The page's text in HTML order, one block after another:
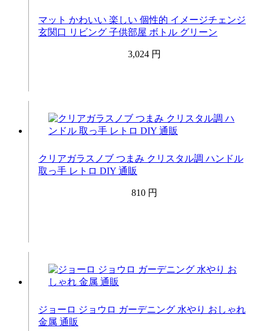
マット かわいい 楽しい 個性的 イメージチェンジ
玄関口 リビング 子供部屋 ボトル グリーン
3,024 円
クリアガラスノブ つまみ クリスタル調 ハンドル
取っ手 レトロ DIY 通販
810 円
ジョーロ ジョウロ ガーデニング 水やり おしゃれ
金属 通販